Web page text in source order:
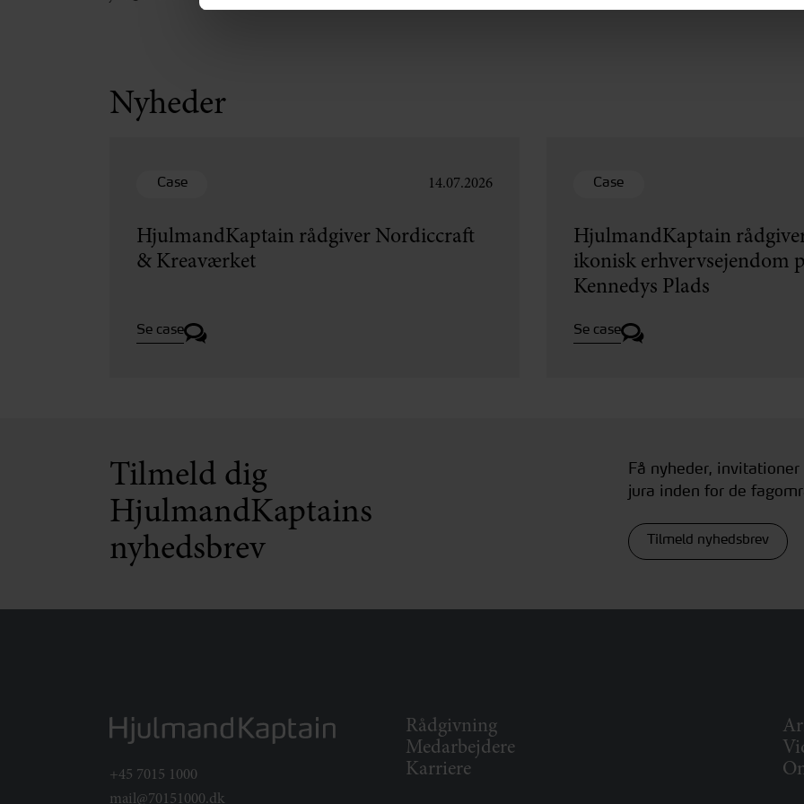
Nyheder
Case 14.07.2026
HjulmandKaptain rådgiver Nordiccraft
& Kreaværket
Se case
Case
HjulmandKaptain
ikonisk erhvervsejendom
Kennedys Plads
Se case
Tilmeld dig
HjulmandKaptains
nyhedsbrev
Få nyheder,
jura inden for de
Tilmeld nyhedsbrev
+45 7015 1000
mail@70151000.dk
Rådgivning
Medarbejdere
Karriere